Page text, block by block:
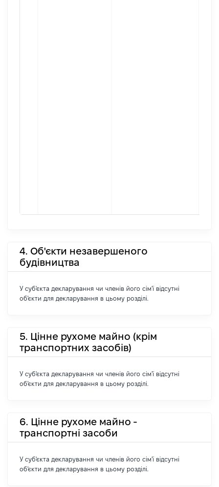
4. Об'єкти незавершеного
будівництва
У суб'єкта декларування чи членів його сім'ї відсутні
об'єкти для декларування в цьому розділі.
5. Цінне рухоме майно (крім
транспортних засобів)
У суб'єкта декларування чи членів його сім'ї відсутні
об'єкти для декларування в цьому розділі.
6. Цінне рухоме майно -
транспортні засоби
У суб'єкта декларування чи членів його сім'ї відсутні
об'єкти для декларування в цьому розділі.